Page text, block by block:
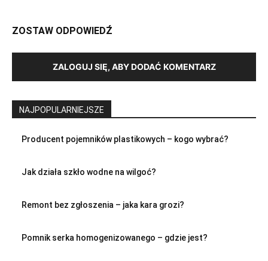
ZOSTAW ODPOWIEDŹ
ZALOGUJ SIĘ, ABY DODAĆ KOMENTARZ
NAJPOPULARNIEJSZE
Producent pojemników plastikowych – kogo wybrać?
Jak działa szkło wodne na wilgoć?
Remont bez zgłoszenia – jaka kara grozi?
Pomnik serka homogenizowanego – gdzie jest?